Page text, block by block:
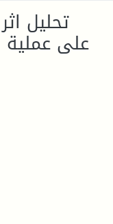
تحليل
على عملية